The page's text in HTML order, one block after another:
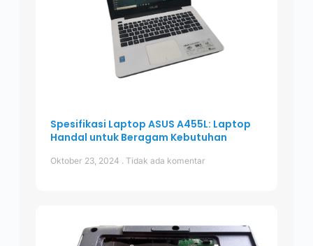
Spesifikasi Laptop ASUS A455L: Laptop
Handal untuk Beragam Kebutuhan
Oktober 23, 2024 Tidak ada komentar